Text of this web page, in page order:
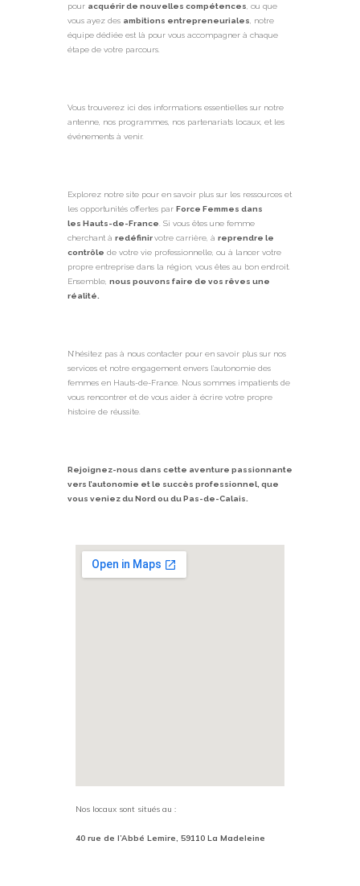
pour acquérir de nouvelles compétences , ou que
vous ayez des ambitions entrepreneuriales , notre
équipe dédiée est là pour vous accompagner à chaque
étape de votre parcours.
Vous trouverez ici des informations essentielles sur notre
antenne, nos programmes, nos partenariats locaux, et les
événements à venir.
Explorez notre site pour en savoir plus sur les ressources et
les opportunités offertes par Force Femmes dans
les Hauts-de-France . Si vous êtes une femme
cherchant à redéfinirvotre carrière, à reprendre le
contrôle de votre vie professionnelle, ou à lancer votre
propre entreprise dans la région, vous êtes au bon endroit.
Ensemble, nous pouvons faire de vos rêves une
réalité.
N’hésitez pas à nous contacter pour en savoir plus sur nos
services et notre engagement envers l’autonomie des
femmes en Hauts-de-France . Nous sommes impatients de
vous rencontrer et de vous aider à écrire votre propre
histoire de réussite.
Rejoignez-nous dans cette aventure passionnante
vers l’autonomie et le succès professionnel, que
vous veniez du Nord ou du Pas-de-Calais.
Nos locaux sont situés au :
40 rue de l’Abbé Lemire, 59110 La Madeleine